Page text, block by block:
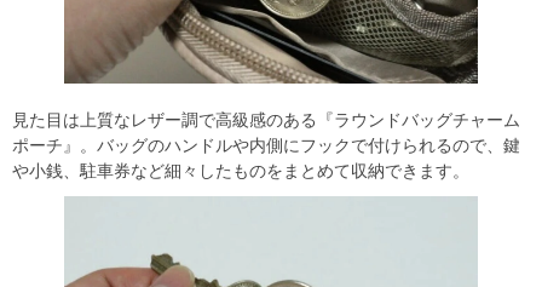
見た目は上質なレザー調で高級感のある『ラウンドバッグチャーム
ポーチ』。バッグのハンドルや内側にフックで付けられるので、鍵
や小銭、駐車券など細々したものをまとめて収納できます。